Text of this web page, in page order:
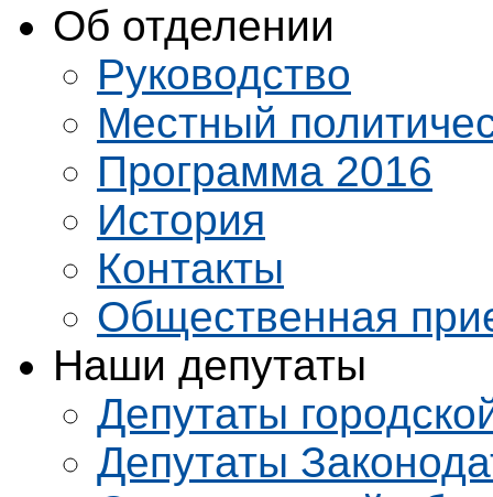
Об отделении
Руководство
Местный
Программа 2016
История
Контакты
Общественная
Наши депутаты
Депутаты
Депутаты